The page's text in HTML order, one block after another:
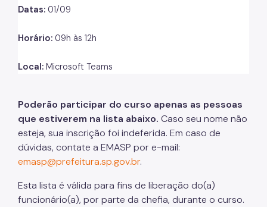
Notícias
Datas: 01/09
Horário: 09h às 12h
Local: Microsoft Teams
Poderão participar do curso apenas as pessoas
que estiverem na lista abaixo. Caso seu nome não
esteja, sua inscrição foi indeferida. Em caso de
dúvidas, contate a EMASP por e-mail:
emasp@prefeitura.sp.gov.br.
Esta lista é válida para fins de liberação do(a)
funcionário(a), por parte da chefia, durante o curso.